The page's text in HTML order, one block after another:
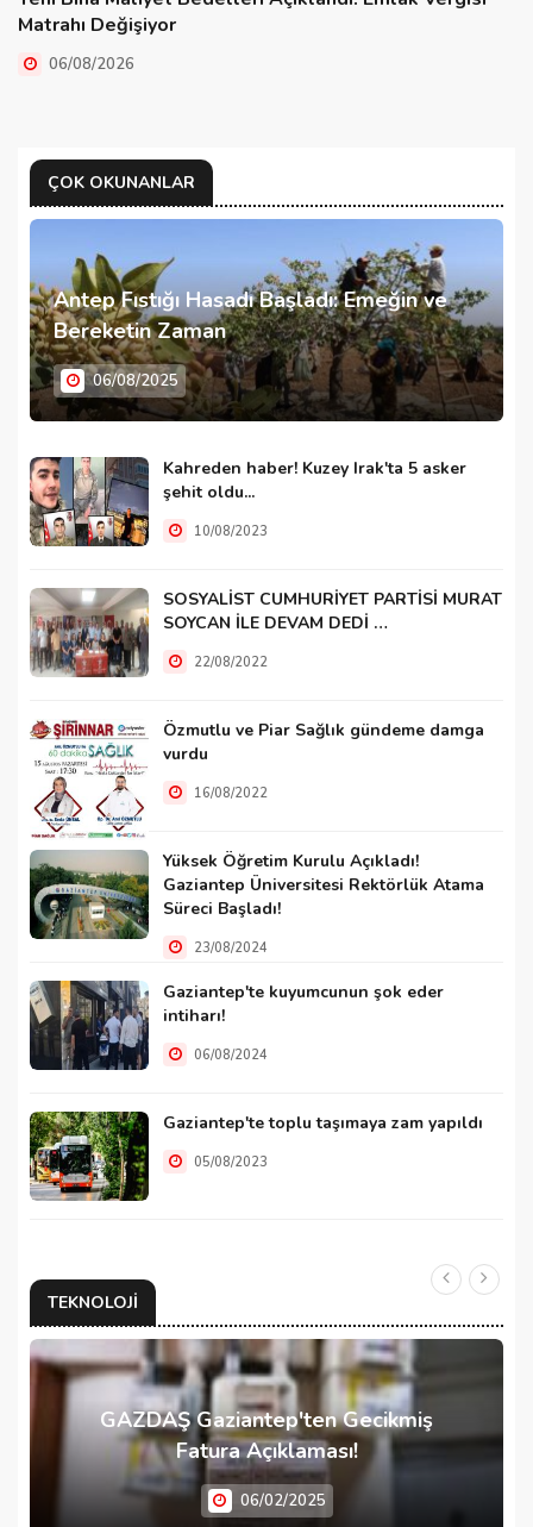
Matrahı Değişiyor
06/08/2026
ÇOK OKUNANLAR
Antep Fıstığı Hasadı Başladı: Emeğin ve
Bereketin Zaman
06/08/2025
Kahreden haber! Kuzey Irak'ta 5 asker
şehit oldu...
10/08/2023
SOSYALİST CUMHURİYET PARTİSİ MURAT
SOYCAN İLE DEVAM DEDİ …
22/08/2022
Özmutlu ve Piar Sağlık gündeme damga
vurdu
16/08/2022
Yüksek Öğretim Kurulu Açıkladı!
Gaziantep Üniversitesi Rektörlük Atama
Süreci Başladı!
23/08/2024
Gaziantep'te kuyumcunun şok eder
intiharı!
06/08/2024
Gaziantep'te toplu taşımaya zam yapıldı
05/08/2023
TEKNOLOJI
GAZDAŞ Gaziantep'ten Gecikmiş
Fatura Açıklaması!
06/02/2025